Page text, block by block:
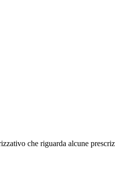
che riguarda alcune